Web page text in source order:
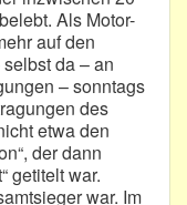
Als Motor-
auf den
da – an
– sonntags
des
etwa den
der dann
getitelt war.
war. Im